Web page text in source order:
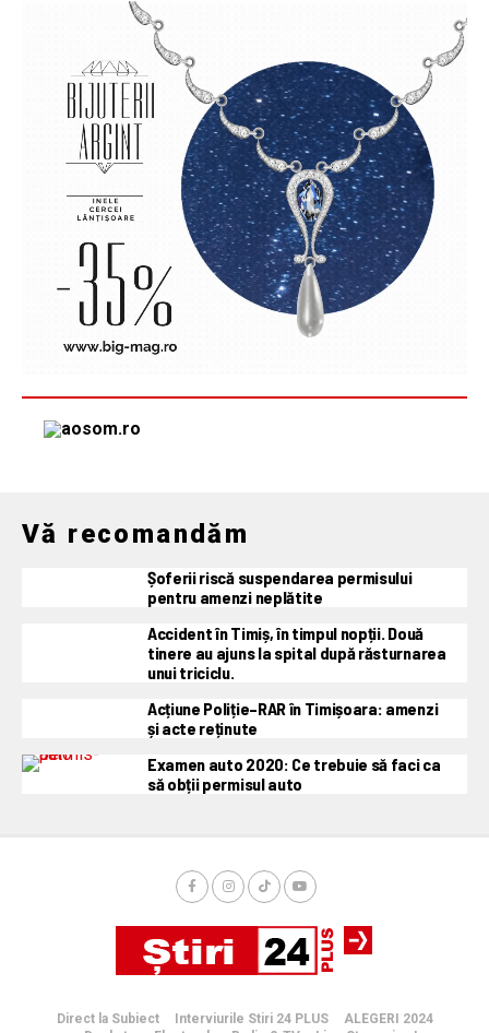
Vă recomandăm
Șoferii riscă suspendarea permisului
pentru amenzi neplătite
Accident în Timiș, în timpul nopții. Două
tinere au ajuns la spital după răsturnarea
unui triciclu.
Acțiune Poliție–RAR în Timișoara: amenzi
și acte reținute
Examen auto 2020: Ce trebuie să faci ca
să obții permisul auto
Direct la Subiect Interviurile Stiri 24 PLUS
ALEGERI 2024